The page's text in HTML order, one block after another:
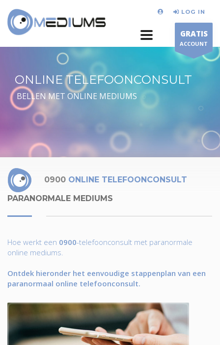
LOG IN
GRATIS
ACCOUNT
ONLINE TELEFOONCONSULT
BELLEN MET ONLINE MEDIUMS
0900 ONLINE TELEFOONCONSULT
PARANORMALE MEDIUMS
Hoe werkt een 0900-telefoonconsult met paranormale
online mediums.
Ontdek hieronder het eenvoudige stappenplan van een
paranormaal online telefoonconsult.